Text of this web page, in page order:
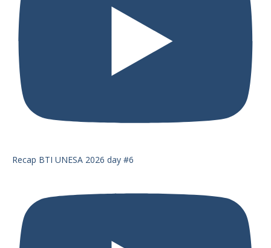
Recap BTI UNESA 2026 day #6